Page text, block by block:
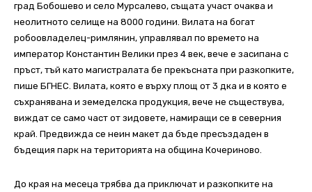
град Бобошево и село Мурсалево, същата участ очаква и
неолитното селище на 8000 години. Вилата на богат
робоовладелец-римлянин, управлявал по времето на
император Константин Велики през 4 век, вече е засипана с
пръст, тъй като магистралата бе прекъсната при разкопките,
пише БГНЕС. Вилата, която е върху площ от 3 дка и в която е
съхранявана и земеделска продукция, вече не съществува,
виждат се само част от зидовете, намиращи се в северния
край. Предвижда се неин макет да бъде пресъздаден в
бъдещия парк на територията на община Кочериново.
До края на месеца трябва да приключат и разкопките на